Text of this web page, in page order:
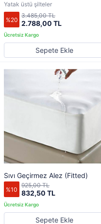
Yatak üstü şilteler
%20 2.788,00 TL
3.485,00 TL
Sepete Ekle
Sıvı Geçirmez Alez (Fitted)
%10 832,50 TL
925,00 TL
Sepete Ekle